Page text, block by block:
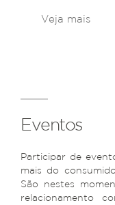
Veja mais
Eventos
Participar de
mais do
São nestes
relacionamento